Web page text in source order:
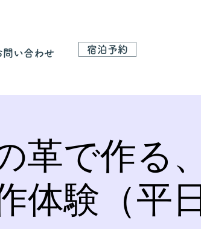
問い合わせ 宿泊予約
革で作る、
体験（平日